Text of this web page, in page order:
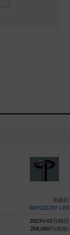
街路灯
NNY22120T LE9
2023年02月 01 日
258,000円(税抜)